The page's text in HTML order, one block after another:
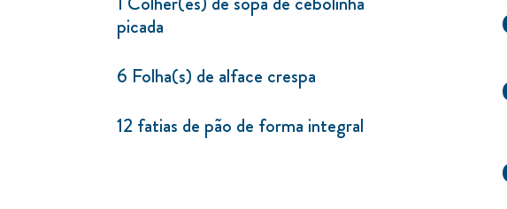
picada
6 Folha(s) de alface crespa
12 fatias de pão de forma integral